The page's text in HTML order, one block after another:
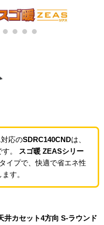
対応のSDRC140CNDは、
す。
スゴ暖 ZEASシリー
タイプで、快適で省エネ性
す。
井カセット4方向 S-ラウンド